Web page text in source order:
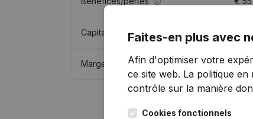
Capitaux propres
Marge brute €
Faites-en plus avec
Afin d'optimiser votre
ce site web. La politique en
contrôle sur la manière
Cookies fonctionnels